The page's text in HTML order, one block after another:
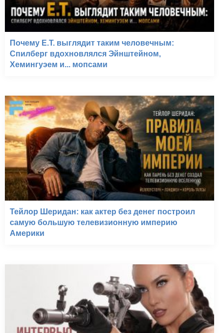
Почему E.T. выглядит таким человечным:
Спилберг вдохновлялся Эйнштейном,
Хемингуэем и... мопсами
Тейлор Шеридан: как актер без денег построил
самую большую телевизионную империю
Америки